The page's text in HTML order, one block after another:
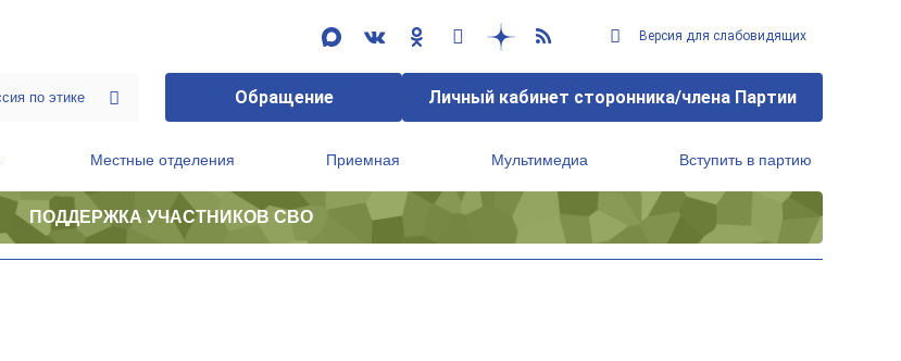
Версия для слабовидящих
Обращение Личный кабинет сторонника/члена Партии
Местные отделения Приемная Мультимедиа Вступить в партию
ПОДДЕРЖКА УЧАСТНИКОВ СВО